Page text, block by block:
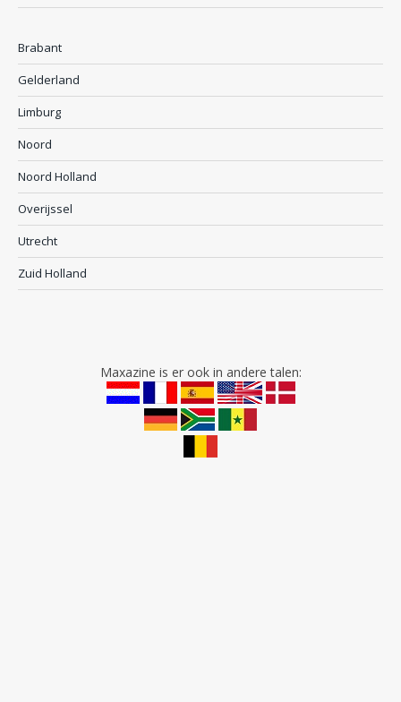
Brabant
Gelderland
Limburg
Noord
Noord Holland
Overijssel
Utrecht
Zuid Holland
Maxazine is er ook in andere talen: